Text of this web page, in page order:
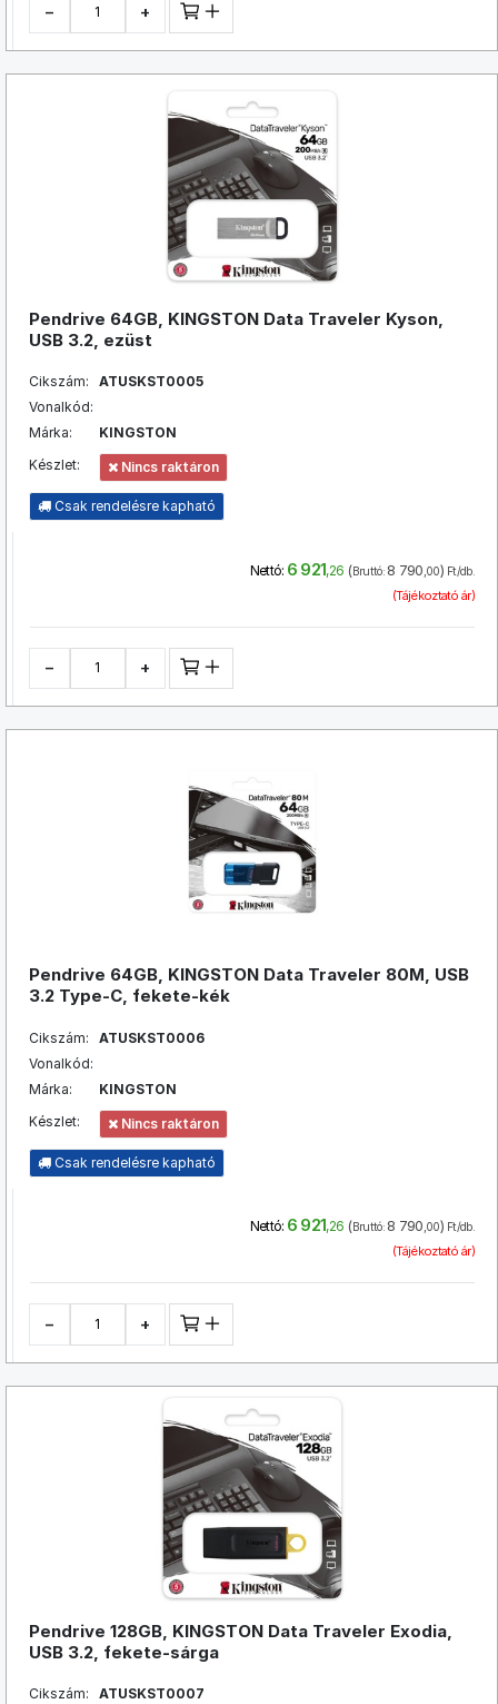
− +
Pendrive 64GB, KINGSTON Data Traveler Kyson,
USB 3.2, ezüst
Cikszám:
ATUSKST0005
Vonalkód:
Márka:
KINGSTON
Készlet:
Nincs raktáron
Csak rendelésre kapható
Nettó: 6 921,26 (Bruttó:8 790,00) Ft/db.
(Tájékoztató ár)
− +
Pendrive 64GB, KINGSTON Data Traveler 80M, USB
3.2 Type-C, fekete-kék
Cikszám:
ATUSKST0006
Vonalkód:
Márka:
KINGSTON
Készlet:
Nincs raktáron
Csak rendelésre kapható
Nettó: 6 921,26 (Bruttó:8 790,00) Ft/db.
(Tájékoztató ár)
− +
Pendrive 128GB, KINGSTON Data Traveler Exodia,
USB 3.2, fekete-sárga
Cikszám:
ATUSKST0007